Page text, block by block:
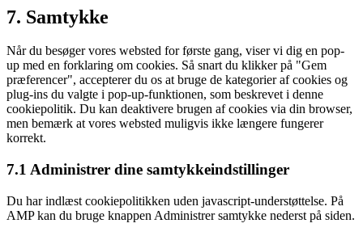
Consent
to
diverse
7. Samtykke
Når du besøger vores websted for første gang, viser vi dig en pop-
up med en forklaring om cookies. Så snart du klikker på "Gem
præferencer", accepterer du os at bruge de kategorier af cookies og
plug-ins du valgte i pop-up-funktionen, som beskrevet i denne
cookiepolitik. Du kan deaktivere brugen af ​​cookies via din browser,
men bemærk at vores websted muligvis ikke længere fungerer
korrekt.
7.1 Administrer dine samtykkeindstillinger
Du har indlæst cookiepolitikken uden javascript-understøttelse. På
AMP kan du bruge knappen Administrer samtykke nederst på siden.